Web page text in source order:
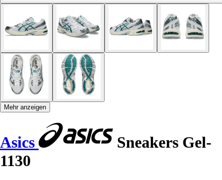
Mehr anzeigen
Asics
Sneakers Gel-
1130